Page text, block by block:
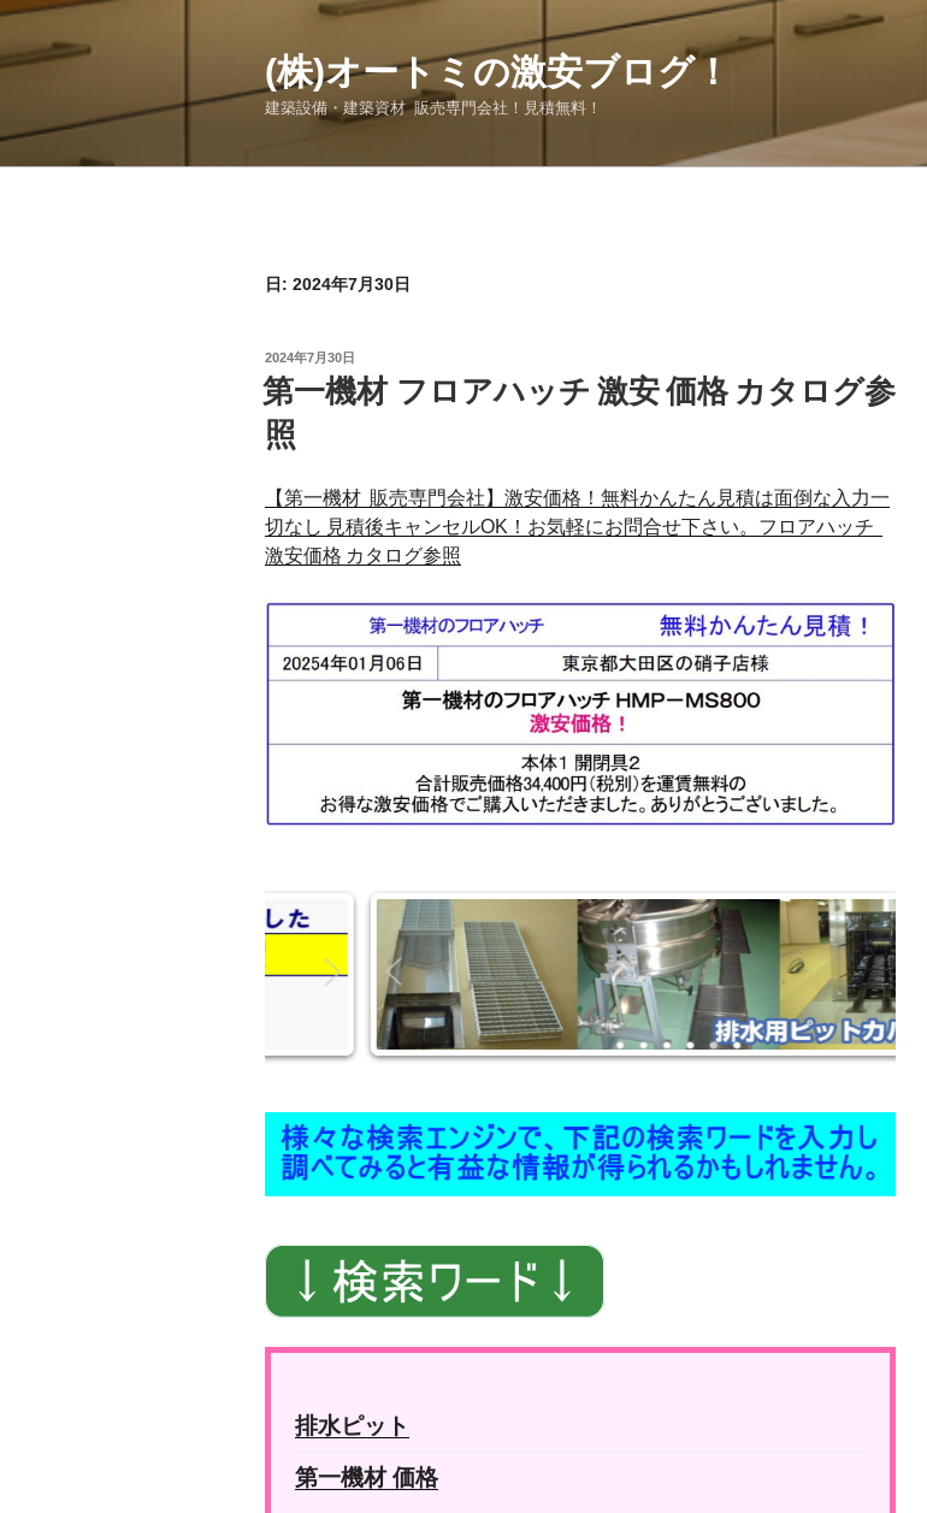
コ
テ
(株)オートミの激安ブログ！
建築設備・建築資材 販売専門会社！見積無料！
日: 2024年7月30日
投
稿
日:
2024年7月30日
第一機材 フロアハッチ 激安 価格 カタログ参
照
【第一機材 販売専門会社】激安価格！無料かんたん見積は面倒な入力一
切なし 見積後キャンセルOK！お気軽にお問合せ下さい。フロアハッチ
激安価格 カタログ参照
排水ピット
第一機材 価格